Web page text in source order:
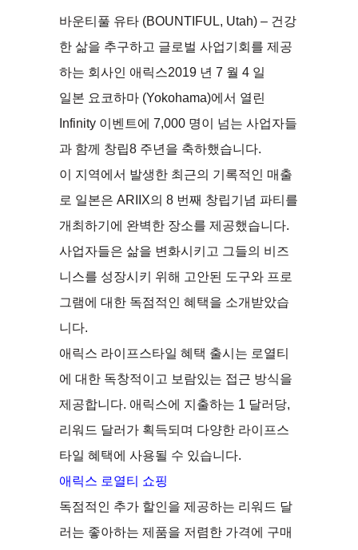
바운티풀 유타 (BOUNTIFUL, Utah) – 건강
한 삶을 추구하고 글로벌 사업기회를 제공
하는 회사인 애릭스2019 년 7 월 4 일
일본 요코하마 (Yokohama)에서 열린
Infinity 이벤트에 7,000 명이 넘는 사업자들
과 함께 창립8 주년을 축하했습니다.
이 지역에서 발생한 최근의 기록적인 매출
로 일본은 ARIIX의 8 번째 창립기념 파티를
개최하기에 완벽한 장소를 제공했습니다.
사업자들은 삶을 변화시키고 그들의 비즈
니스를 성장시키 위해 고안된 도구와 프로
그램에 대한 독점적인 혜택을 소개받았습
니다.
애릭스 라이프스타일 혜택 출시는 로열티
에 대한 독창적이고 보람있는 접근 방식을
제공합니다. 애릭스에 지출하는 1 달러당,
리워드 달러가 획득되며 다양한 라이프스
타일 혜택에 사용될 수 있습니다.
애릭스 로열티 쇼핑
독점적인 추가 할인을 제공하는 리워드 달
러는 좋아하는 제품을 저렴한 가격에 구매